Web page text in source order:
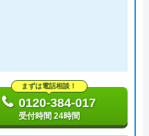
まずは電話相談！
0120-384-017
受付時間 24時間